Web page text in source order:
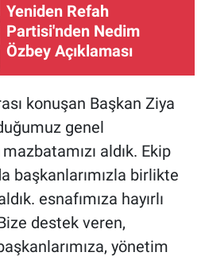
Yeniden Refah
Partisi'nden Nedim
Özbey Açıklaması
konuşan Başkan Ziya
genel
aldık. Ekip
başkanlarımızla birlikte
esnafımıza hayırlı
destek veren,
yönetim